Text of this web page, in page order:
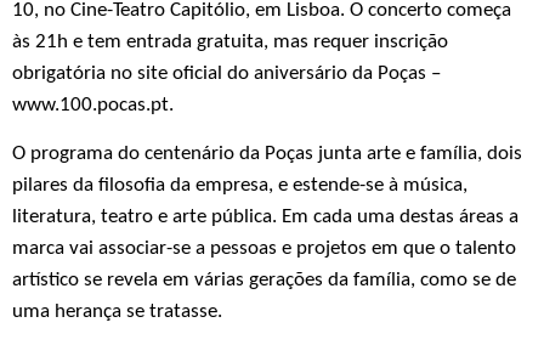
10, no Cine-Teatro Capitólio, em Lisboa. O concerto começa
às 21h e tem entrada gratuita, mas requer inscrição
obrigatória no site oficial do aniversário da Poças –
www.100.pocas.pt.
O programa do centenário da Poças junta arte e família, dois
pilares da filosofia da empresa, e estende-se à música,
literatura, teatro e arte pública. Em cada uma destas áreas a
marca vai associar-se a pessoas e projetos em que o talento
artístico se revela em várias gerações da família, como se de
uma herança se tratasse.